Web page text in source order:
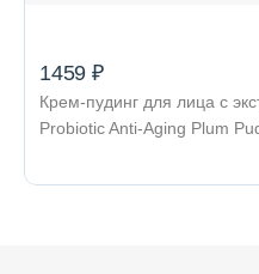
1459 ₽
Крем-пудинг для лица с
Probiotic Anti-Aging Plum